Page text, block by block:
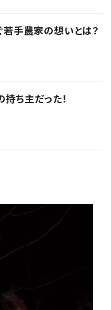
手農家の想いとは？
ち主だった！